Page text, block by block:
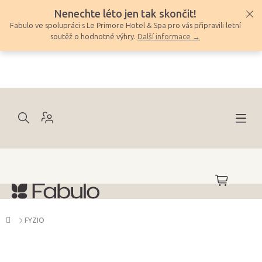
obsah
Nenechte léto jen tak skončit!
Fabulo ve spolupráci s Le Primore Hotel & Spa pro vás připravili letní
soutěž o hodnotné výhry. Další informace →
NÁKUPNÍ
KOŠÍK
Domů
FYZIO